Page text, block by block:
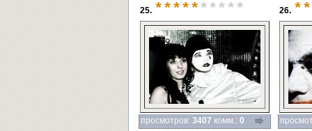
25. ***** *****
просмотров: 3407 комм.: 0
26. **